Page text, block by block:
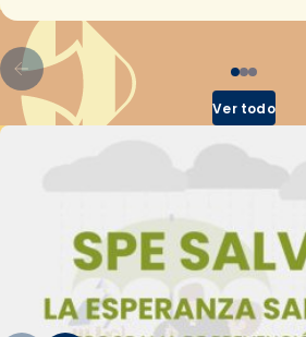
Ver todo